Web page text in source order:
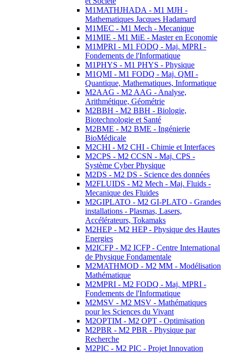
M1MATHJHADA - M1 MJH -
Mathematiques Jacques Hadamard
M1MEC - M1 Mech - Mecanique
M1MIE - M1 MiE - Master en Economie
M1MPRI - M1 FODQ - Maj. MPRI -
Fondements de l'Informatique
M1PHYS - M1 PHYS - Physique
M1QMI - M1 FODQ - Maj. QMI -
Quantique, Mathematiques, Informatique
M2AAG - M2 AAG - Analyse,
Arithmétique, Géométrie
M2BBH - M2 BBH - Biologie,
Biotechnologie et Santé
M2BME - M2 BME - Ingénierie
BioMédicale
M2CHI - M2 CHI - Chimie et Interfaces
M2CPS - M2 CCSN - Maj. CPS -
Système Cyber Physique
M2DS - M2 DS - Science des données
M2FLUIDS - M2 Mech - Maj. Fluids -
Mecanique des Fluides
M2GIPLATO - M2 GI-PLATO - Grandes
installations - Plasmas, Lasers,
Accélérateurs, Tokamaks
M2HEP - M2 HEP - Physique des Hautes
Energies
M2ICFP - M2 ICFP - Centre International
de Physique Fondamentale
M2MATHMOD - M2 MM - Modélisation
Mathématique
M2MPRI - M2 FODQ - Maj. MPRI -
Fondements de l'Informatique
M2MSV - M2 MSV - Mathématiques
pour les Sciences du Vivant
M2OPTIM - M2 OPT - Optimisation
M2PBR - M2 PBR - Physique par
Recherche
M2PIC - M2 PIC - Projet Innovation